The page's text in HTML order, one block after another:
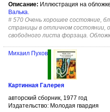
Описание: Иллюстрация на
Валька
# 570 Очень хорошее состояние,
страницы в отличном состоянии,
свободного листа форзаца.
Михаил Пухов
Картинная Галерея
авторский сборник, 1977 год
Издательство: Молодая гвардия